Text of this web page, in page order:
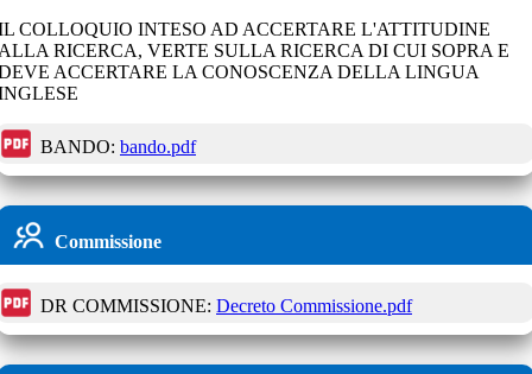
COLLOQUIO INTESO AD ACCERTARE L'ATTITUDINE
RICERCA, VERTE SULLA RICERCA DI CUI SOPRA E
ACCERTARE LA CONOSCENZA DELLA LINGUA
BANDO: bando.pdf
Commissione
DR COMMISSIONE: Decreto Commissione.pdf